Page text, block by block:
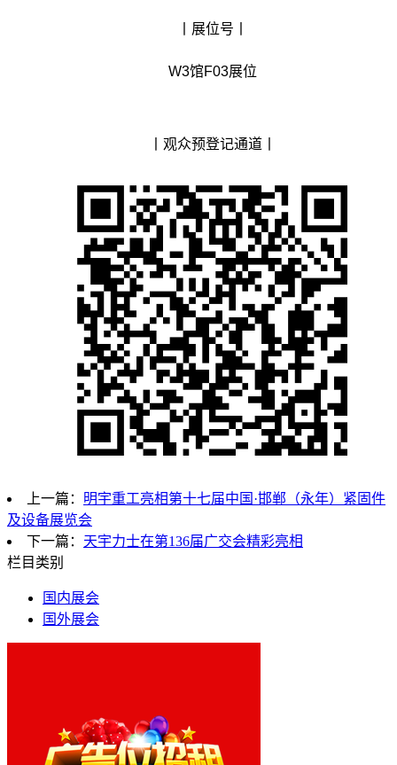
丨展位号丨
W3馆F03展位
丨观众预登记通道丨
上一篇： 明宇重工亮相第十七届中国·邯郸（永年）紧固件
及设备展览会
下一篇： 天宇力士在第136届广交会精彩亮相
栏目类别
国内展会
国外展会